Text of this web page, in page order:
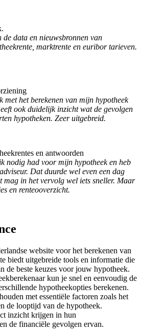
data en nieuwsbronnen van
marktrente en euribor tarieven.
met het berekenen van mijn hypotheek
ook duidelijk inzicht wat de gevolgen
hypotheken. Zeer uitgebreid.
en antwoorden
nodig had voor mijn hypotheek en heb
Dat duurde wel even een dag
mag in het vervolg wel iets sneller. Maar
en renteooverzicht.
website voor het berekenen van
biedt uitgebreide tools en informatie die
de beste keuzes voor jouw hypotheek.
kun je snel en eenvoudig de
hypotheekopties berekenen.
met essentiële factoren zoals het
de looptijd van de hypotheek.
inzicht krijgen in hun
de financiële gevolgen ervan.